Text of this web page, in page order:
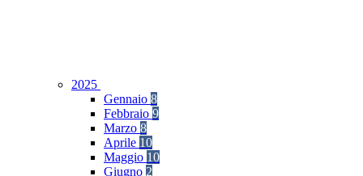
2025
Gennaio 8
Febbraio 9
Marzo 8
Aprile 10
Maggio 10
Giugno 2